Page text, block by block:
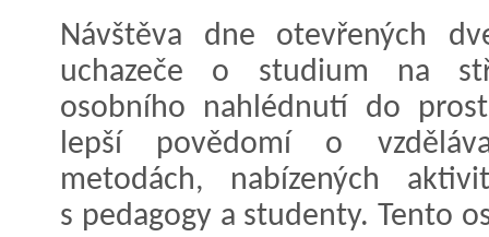
Návštěva dne otevřených
uchazeče o studium na
osobního nahlédnutí do
lepší povědomí o
metodách, nabízených
s pedagogy a studenty. Tento